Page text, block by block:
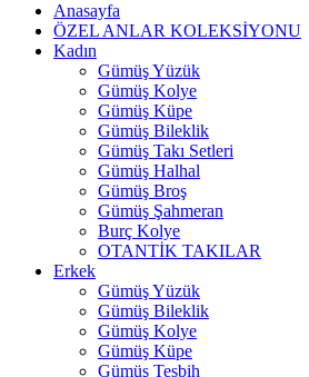
Anasayfa
ÖZEL ANLAR KOLEKSİYONU
Kadın
Gümüş Yüzük
Gümüş Kolye
Gümüş Küpe
Gümüş Bileklik
Gümüş Takı Setleri
Gümüş Halhal
Gümüş Broş
Gümüş Şahmeran
Burç Kolye
OTANTİK TAKILAR
Erkek
Gümüş Yüzük
Gümüş Bileklik
Gümüş Kolye
Gümüş Küpe
Gümüş Tesbih